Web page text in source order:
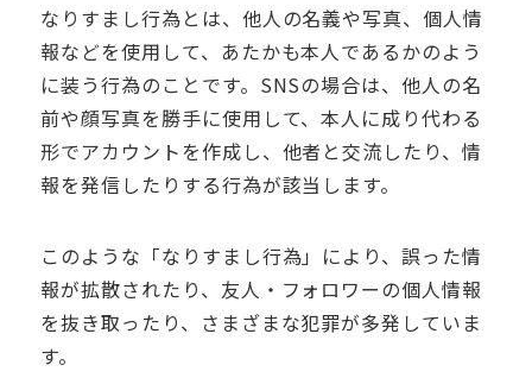
なりすまし行為とは、他人の名義や写真、個人情
報などを使用して、あたかも本人であるかのよう
に装う行為のことです。SNSの場合は、他人の名
前や顔写真を勝手に使用して、本人に成り代わる
形でアカウントを作成し、他者と交流したり、情
報を発信したりする行為が該当します。
このような「なりすまし行為」により、誤った情
報が拡散されたり、友人・フォロワーの個人情報
を抜き取ったり、さまざまな犯罪が多発していま
す。